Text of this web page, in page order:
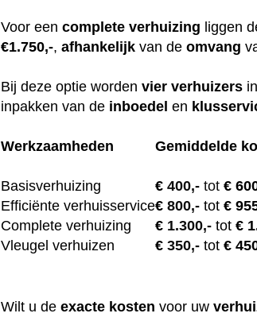
Voor eencomplete verhuizing liggen
€1.750,-,afhankelijk van deomvang
Bij deze optie wordenvier verhuizers
inpakken van de inboedel en
Werkzaamheden Gemiddelde
Basisverhuizing €400,- tot €
Efficiënte verhuisservice€800,- tot€
Complete verhuizing
€ 1.300,- tot€
Vleugel verhuizen
€350,- tot€
Wilt u deexacte kosten voor uw